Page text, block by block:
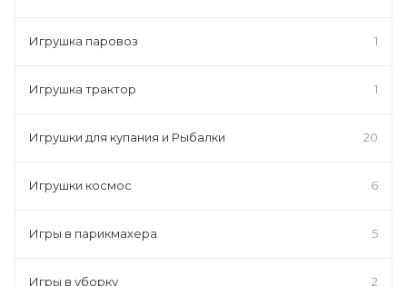
Игрушка паровоз 1
Игрушка трактор 1
Игрушки для купания и Рыбалки 20
Игрушки космос 6
Игры в парикмахера 5
Игры в уборку 2